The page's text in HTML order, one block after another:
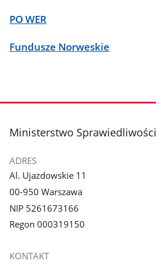
PO WER
Fundusze Norweskie
stopka
Ministerstwo Sprawiedliwości
ADRES
Al. Ujazdowskie 11
00-950 Warszawa
NIP 5261673166
Regon 000319150
KONTAKT